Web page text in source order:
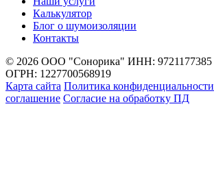
Калькулятор
Блог о шумоизоляции
Контакты
© 2026 ООО "Сонорика" ИНН: 9721177385
ОГРН: 1227700568919
Карта сайта Политика конфиденциальности
соглашение Согласие на обработку ПД